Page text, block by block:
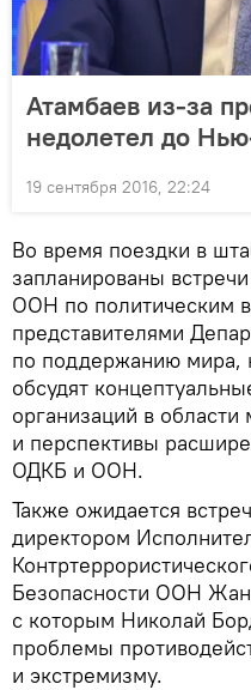
Атамбаев из-за
недолетел до
19 сентября 2016, 22:24
Во время поездки в
запланированы
ООН по политическим
представителями
по поддержанию мира,
обсудят
организаций в области
и перспективы
ОДКБ и ООН.
Также ожидается
директором
Безопасности ООН
с которым Николай
проблемы
и экстремизму.